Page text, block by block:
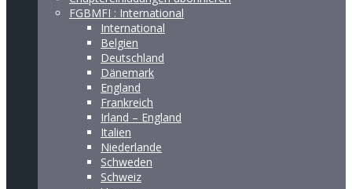
FGBMFI : International
International
Belgien
Deutschland
Dänemark
England
Frankreich
Irland – England
Italien
Niederlande
Schweden
Schweiz